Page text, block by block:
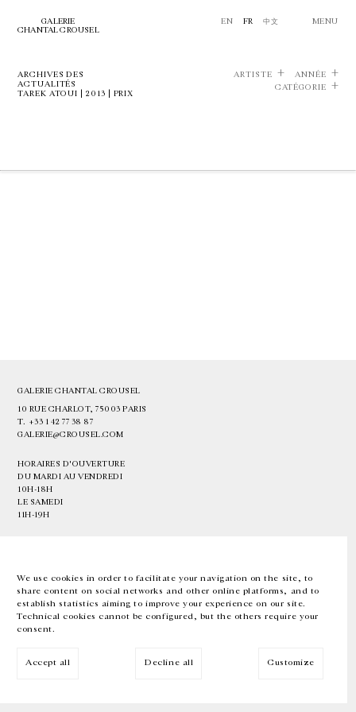
We use cookies in order to facilitate your navigation on the site, to
share content on social networks and other online platforms, and to
establish statistics aiming to improve your experience on our site.
Technical cookies cannot be configured, but the others require your
consent.
Accept all Decline all Customize
GALERIE
CHANTAL CROUSEL
EN FR 中文 MENU
ARCHIVES DES
ACTUALITÉS
TAREK ATOUI | 2013 | PRIX
ARTISTE
ANNÉE
CATÉGORIE
GALERIE CHANTAL CROUSEL
10 RUE CHARLOT, 75003 PARIS
T. +33 1 42 77 38 87
GALERIE@CROUSEL.COM
HORAIRES D'OUVERTURE
DU MARDI AU VENDREDI
10H-18H
LE SAMEDI
11H-19H
EN FR 中文 Facebook Instagram
Inscrivez-vous à notre newsletter